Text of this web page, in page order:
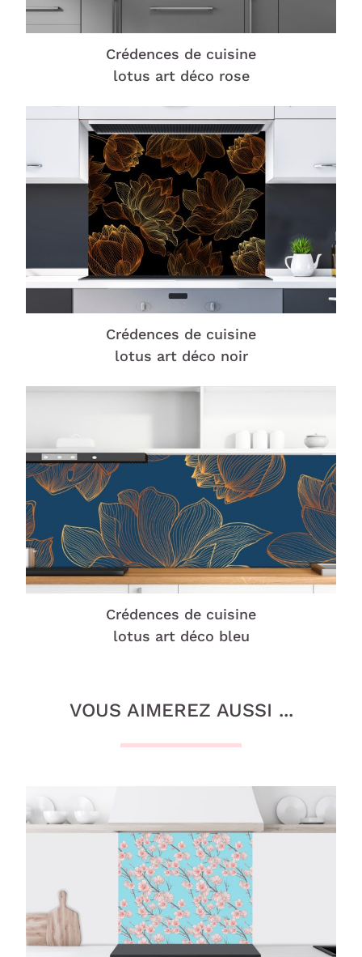
Crédences de cuisine
lotus art déco rose
Crédences de cuisine
lotus art déco noir
Crédences de cuisine
lotus art déco bleu
VOUS AIMEREZ AUSSI ...